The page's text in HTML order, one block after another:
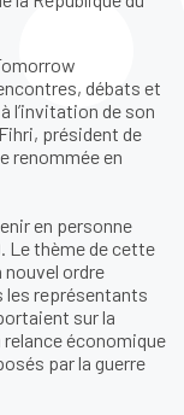
débats et
l’invitation de son
président de
renommée en
en personne
Le thème de cette
ordre
les représentants
sur la
économique
par la guerre